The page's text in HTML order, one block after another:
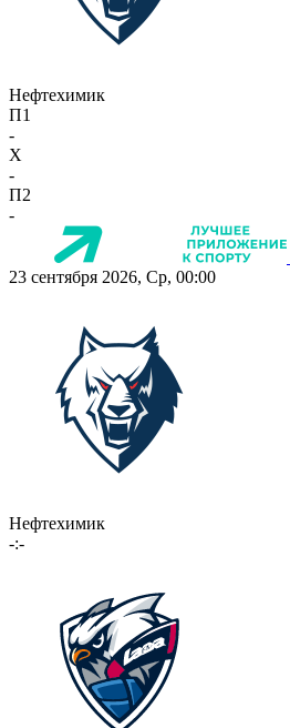
Нефтехимик
П1
-
X
-
П2
-
23 сентября 2026, Ср, 00:00
Нефтехимик
-:-